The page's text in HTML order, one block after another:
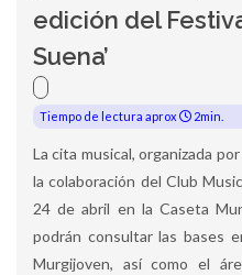
edición del
Suena’
Tiempo de lectura aprox 2min.
La cita musical, organizada
la colaboración del Club
24 de abril en la Caseta
podrán consultar las bases
Murgijoven, así como el